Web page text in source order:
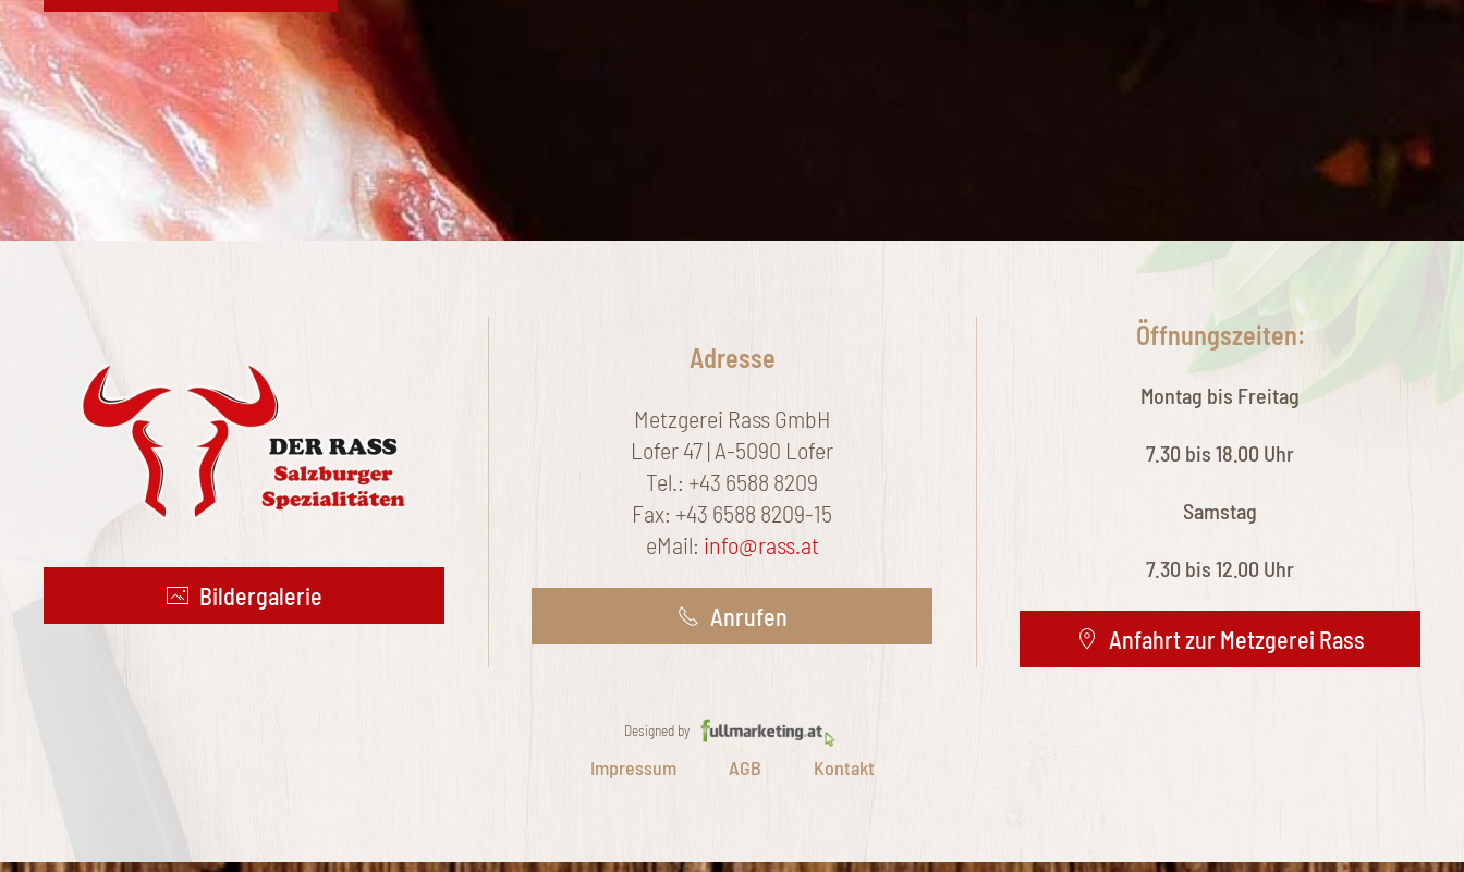
Bildergalerie
Adresse
Metzgerei Rass GmbH
Lofer 47 | A-5090 Lofer
Tel.: +43 6588 8209
Fax: +43 6588 8209-15
eMail: info@rass.at
Anrufen
Öffnungszeiten:
Montag bis Freitag
7.30 bis 18.00 Uhr
Samstag
7.30 bis 12.00 Uhr
Anfahrt zur Metzgerei Rass
Designed by
Impressum AGB Kontakt